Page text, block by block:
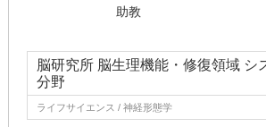
助教
脳研究所 脳生理機能・修復領域 シ
分野
ライフサイエンス / 神経形態学